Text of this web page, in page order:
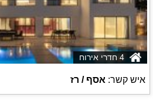
איש קשר: אסף / רז